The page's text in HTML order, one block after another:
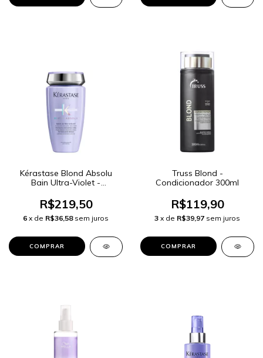
Kérastase Blond Absolu
Bain Ultra-Violet -
250ml
R$219,50
6 x de R$36,58 sem juros
Truss Blond -
Condicionador 300ml
R$119,90
3 x de R$39,97 sem juros